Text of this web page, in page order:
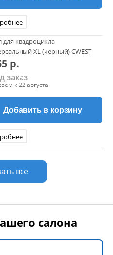
для квадроцикла
XL (черный) CWEST
р.
заказ
к 22 августа
Добавить в корзину
все
салона